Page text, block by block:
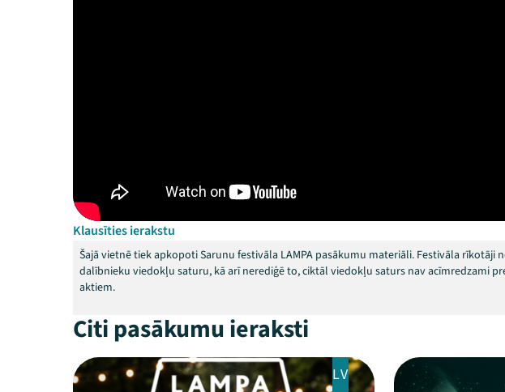
Klausīties ierakstu
Šajā vietnē tiek apkopoti Sarunu festivāla LAMPA pasākumu materiāli. Festivāla rīkotāji
dalībnieku viedokļu saturu, kā arī nerediģē to, ciktāl viedokļu saturs nav acīmredzami
aktiem.
Citi pasākumu ieraksti
LV